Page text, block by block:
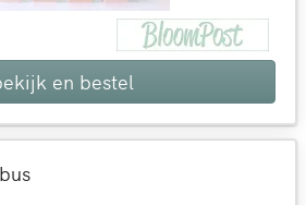
en bestel